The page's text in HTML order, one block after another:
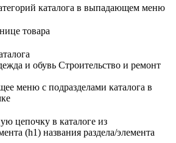
каталога в выпадающем меню
товара
и обувь Строительство и ремонт
меню с подразделами каталога в
цепочку в каталоге из
(h1) названия раздела/элемента